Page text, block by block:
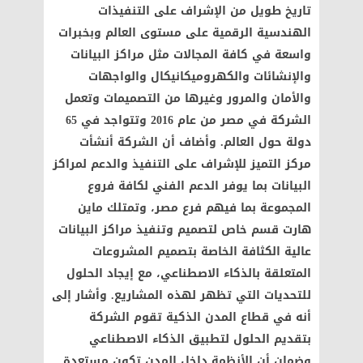
تاريخ طويل من الإشراف على التنفيذات
الهندسية الرقمية على مستوى العالم وبخبرات
واسعة في كافة المجالات مثل مراكز البيانات
والإنشائات والكهروميكانيكال والواجهات
والأمان والمرور وغيرها من التصميمات وتعمل
الشركة في مصر من عام 2016 وتتواجد في 65
دولة حول العالم. وأضاف أن الشركة أنشأت
مركز التميز للإشراف على التنفيذ والدعم لمراكز
البيانات بما يوفر الدعم الفني لكافة فروع
المجموعة بما فيهم فرع مصر، وتمتلك ماين
هارت قسم خاص لتصميم وتنفيذ مراكز البيانات
عالية الكثافة الخاصة بتصميم المشروعات
المتعلقة بالذكاء الاصطناعي، مع إيجاد الحلول
للتحديات التي تظهر لهذه المشاريع. وأشار إلى
أنه في قطاع المدن الذكية تقوم الشركة
بتقديم الحلول لتطبيق الذكاء الاصطناعي